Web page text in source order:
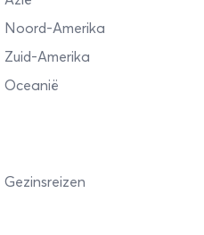
Noord-Amerika
Zuid-Amerika
Oceanië
Gezinsreizen